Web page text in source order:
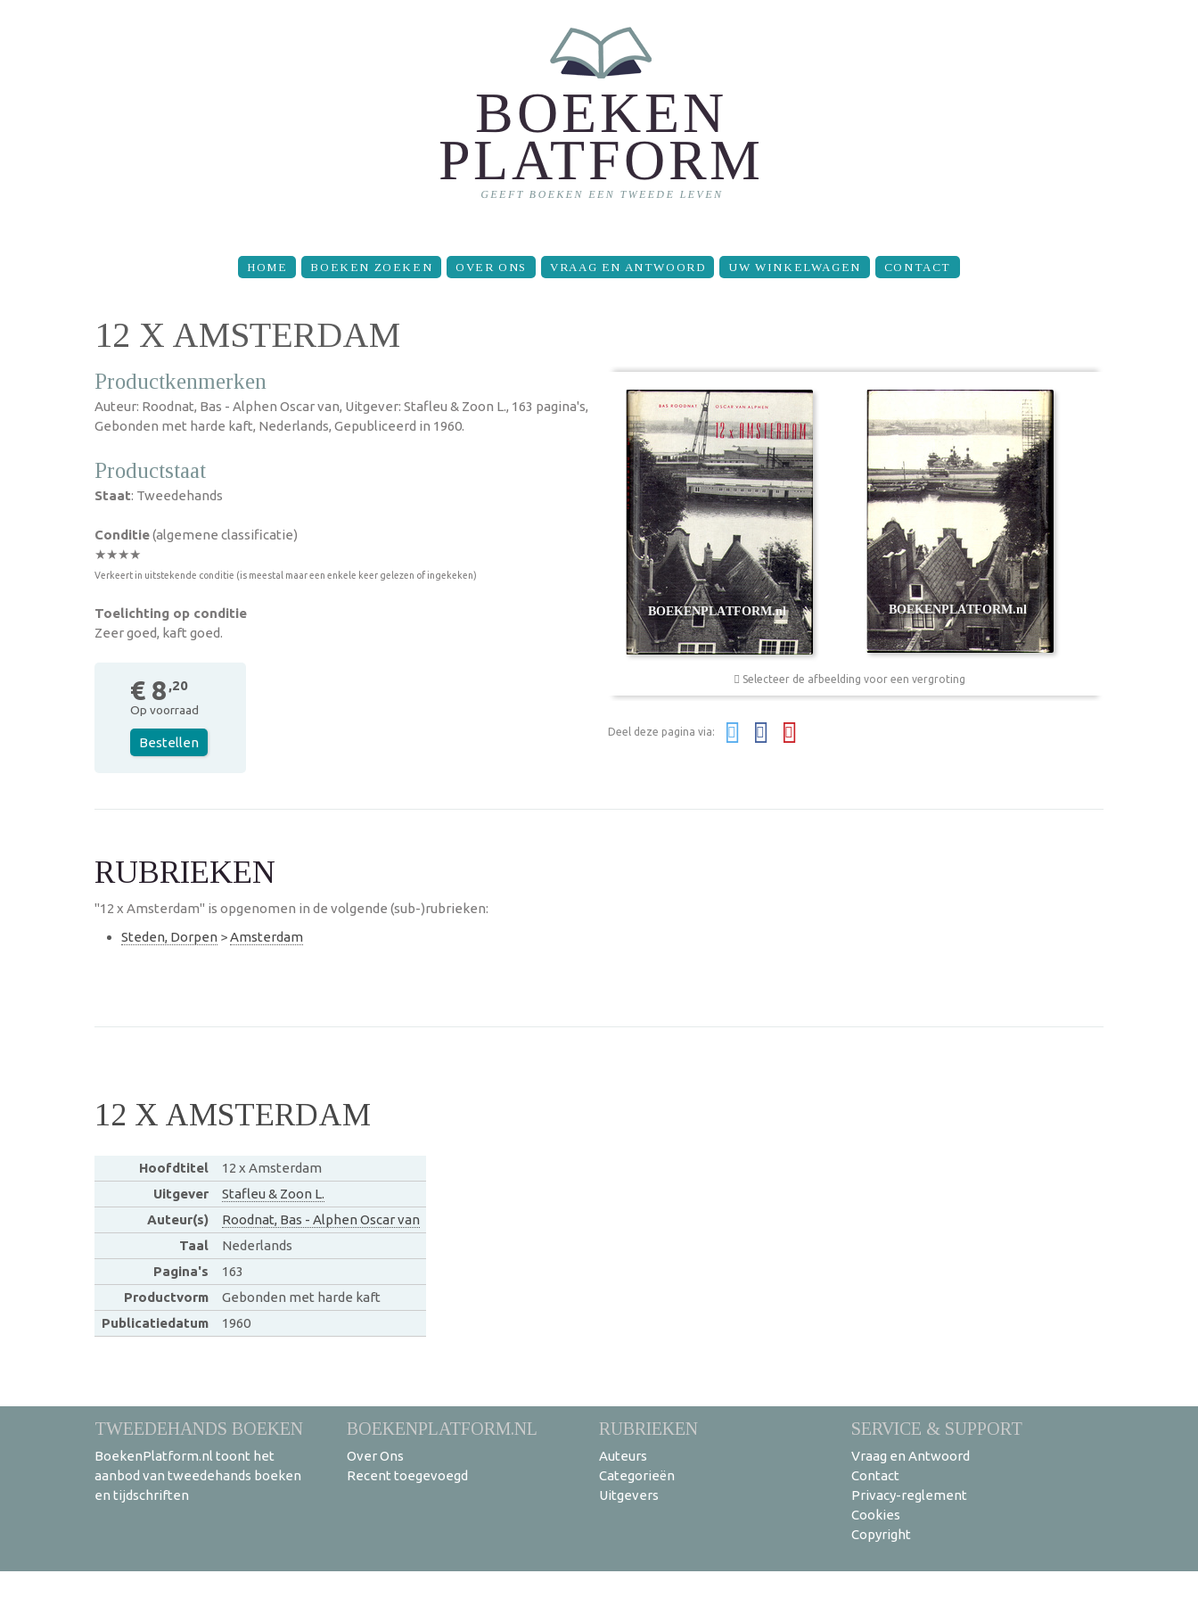
HOME BOEKEN ZOEKEN OVER ONS VRAAG EN ANTWOORD UW WINKELWAGEN CONTACT
12 X AMSTERDAM
Productkenmerken
Auteur: Roodnat, Bas - Alphen Oscar van, Uitgever: Stafleu & Zoon L., 163 pagina's,
Gebonden met harde kaft, Nederlands, Gepubliceerd in 1960.
Productstaat
Staat: Tweedehands
Conditie(algemene classificatie)
★★★★
Verkeert in uitstekende conditie (is meestal maar een enkele keer gelezen of ingekeken)
Toelichting op conditie
Zeer goed, kaft goed.
€ 8 ,20
Op voorraad
Bestellen
Selecteer de afbeelding voor een vergroting
Deel deze pagina via:
RUBRIEKEN
"12 x Amsterdam" is opgenomen in de volgende (sub-)rubrieken:
Steden, Dorpen >Amsterdam
12 X AMSTERDAM
Hoofdtitel
12 x Amsterdam
Uitgever
Stafleu & Zoon L.
Auteur(s)
Roodnat, Bas - Alphen Oscar van
Taal
Nederlands
Pagina's
163
Productvorm
Gebonden met harde kaft
Publicatiedatum
1960
TWEEDEHANDS BOEKEN
BoekenPlatform.nl toont het
aanbod van tweedehands boeken
en tijdschriften
BOEKENPLATFORM.NL
Over Ons
Recent toegevoegd
RUBRIEKEN
Auteurs
Categorieën
Uitgevers
SERVICE & SUPPORT
Vraag en Antwoord
Contact
Privacy-reglement
Cookies
Copyright